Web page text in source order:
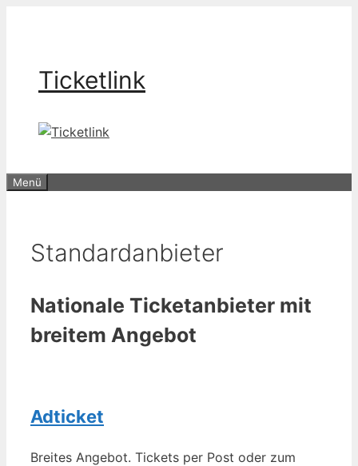
Ticketlink
Menü
Standardanbieter
Nationale Ticketanbieter mit
breitem Angebot
Adticket
Breites Angebot. Tickets per Post oder zum